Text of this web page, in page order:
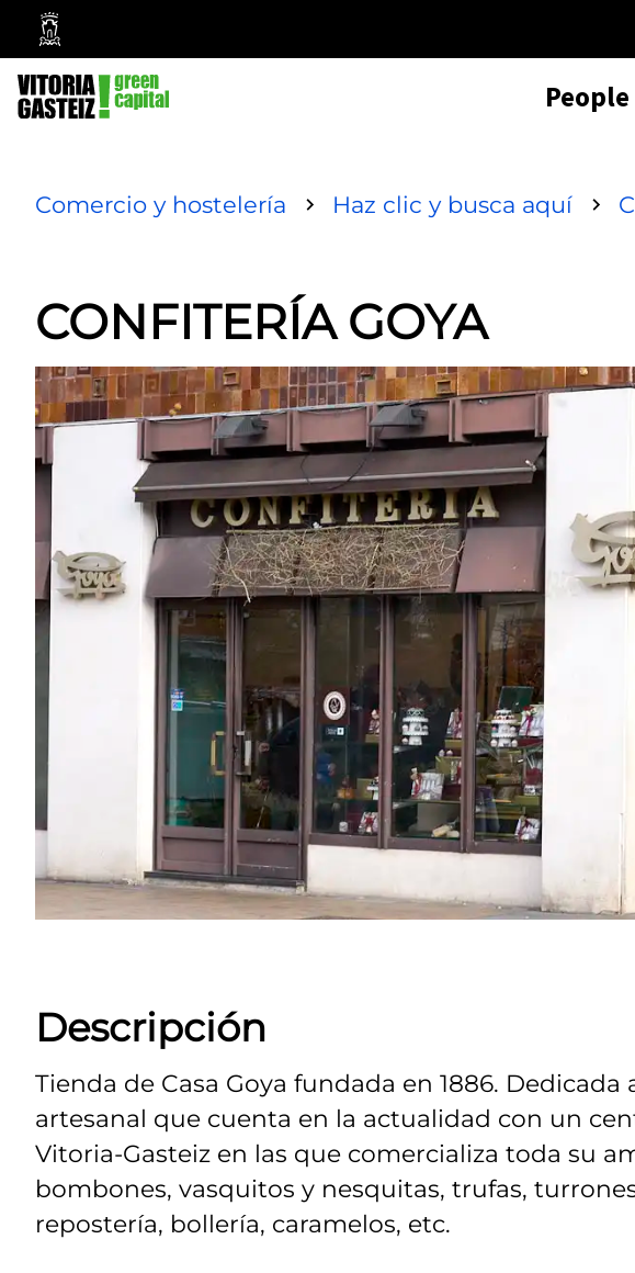
Vitoria-
Gasteiz
City
Council
People
Comercio y hostelería Haz clic y busca aquí
CONFITERÍA GOYA
Descripción
Tienda de Casa Goya fundada en 1886.
artesanal que cuenta en la actualidad con un
Vitoria-Gasteiz en las que comercializa toda su
bombones, vasquitos y nesquitas, trufas,
repostería, bollería, caramelos, etc.